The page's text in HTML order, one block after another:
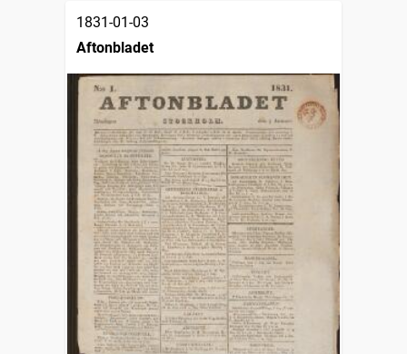
1831-01-03
Aftonbladet